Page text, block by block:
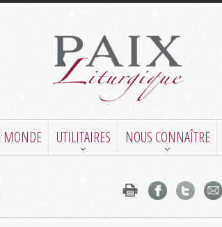
MONDE UTILITAIRES NOUS CONNAÎTRE